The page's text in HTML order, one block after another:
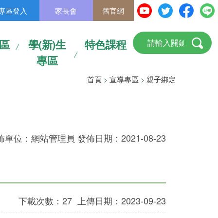
區登入 家長會 舊官網
學(新)生
專區
特色課程
首頁 > 宣導專區 > 親子綁定
單位：網站管理員 發佈日期：2021-08-23
上傳日期：2023-09-23
下載次數：27